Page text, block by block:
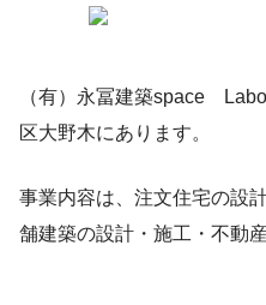
（有）永冨建築space
区大野木にあります。
事業内容は、注文住宅の設
舗建築の設計・施工・不動産